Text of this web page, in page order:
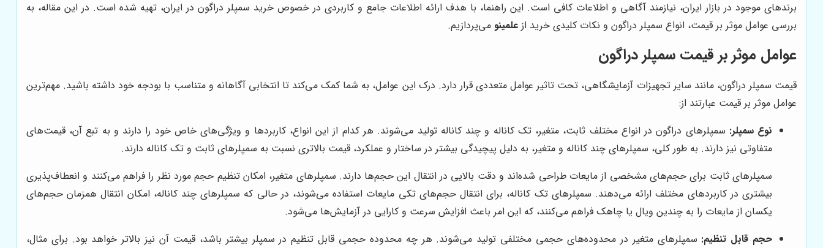
برندهای موجود در بازار ایران، نیازمند آگاهی و اطلاعات کافی است. این راهنما، با هدف ارائه اطلاعات جامع و کاربردی در خصوص خرید سمپلر دراگون در ایران، تهیه شده است. در این مقاله، به
بررسی عوامل موثر بر قیمت، انواع سمپلر دراگون و نکات کلیدی خرید از علمینومی‌پردازیم.
عوامل موثر بر قیمت سمپلر دراگون
قیمت سمپلر دراگون، مانند سایر تجهیزات آزمایشگاهی، تحت تاثیر عوامل متعددی قرار دارد. درک این عوامل، به شما کمک می‌کند تا انتخابی آگاهانه و متناسب با بودجه خود داشته باشید. مهم‌ترین
عوامل موثر بر قیمت عبارتند از:
نوع سمپلر: سمپلرهای دراگون در انواع مختلف ثابت، متغیر، تک کاناله و چند کاناله تولید می‌شوند. هر کدام از این انواع، کاربردها و ویژگی‌های خاص خود را دارند و به تبع آن، قیمت‌های
متفاوتی نیز دارند. به طور کلی، سمپلرهای چند کاناله و متغیر، به دلیل پیچیدگی بیشتر در ساختار و عملکرد، قیمت بالاتری نسبت به سمپلرهای ثابت و تک کاناله دارند.
سمپلرهای ثابت برای حجم‌های مشخصی از مایعات طراحی شده‌اند و دقت بالایی در انتقال این حجم‌ها دارند. سمپلرهای متغیر، امکان تنظیم حجم مورد نظر را فراهم می‌کنند و انعطاف‌پذیری
بیشتری در کاربردهای مختلف ارائه می‌دهند. سمپلرهای تک کاناله، برای انتقال حجم‌های تکی مایعات استفاده می‌شوند، در حالی که سمپلرهای چند کاناله، امکان انتقال همزمان حجم‌های
یکسان از مایعات را به چندین ویال یا چاهک فراهم می‌کنند، که این امر باعث افزایش سرعت و کارایی در آزمایش‌ها می‌شود.
حجم قابل تنظیم: سمپلرهای متغیر در محدوده‌های حجمی مختلفی تولید می‌شوند. هر چه محدوده حجمی قابل تنظیم در سمپلر بیشتر باشد، قیمت آن نیز بالاتر خواهد بود. برای مثال،